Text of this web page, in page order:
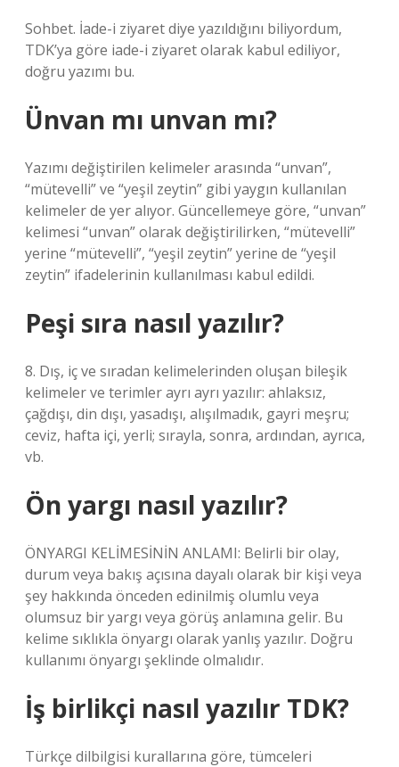
Sohbet. İade-i ziyaret diye yazıldığını biliyordum,
TDK’ya göre iade-i ziyaret olarak kabul ediliyor,
doğru yazımı bu.
Ünvan mı unvan mı?
Yazımı değiştirilen kelimeler arasında “unvan”,
“mütevelli” ve “yeşil zeytin” gibi yaygın kullanılan
kelimeler de yer alıyor. Güncellemeye göre, “unvan”
kelimesi “unvan” olarak değiştirilirken, “mütevelli”
yerine “mütevelli”, “yeşil zeytin” yerine de “yeşil
zeytin” ifadelerinin kullanılması kabul edildi.
Peşi sıra nasıl yazılır?
8. Dış, iç ve sıradan kelimelerinden oluşan bileşik
kelimeler ve terimler ayrı ayrı yazılır: ahlaksız,
çağdışı, din dışı, yasadışı, alışılmadık, gayri meşru;
ceviz, hafta içi, yerli; sırayla, sonra, ardından, ayrıca,
vb.
Ön yargı nasıl yazılır?
ÖNYARGI KELİMESİNİN ANLAMI: Belirli bir olay,
durum veya bakış açısına dayalı olarak bir kişi veya
şey hakkında önceden edinilmiş olumlu veya
olumsuz bir yargı veya görüş anlamına gelir. Bu
kelime sıklıkla önyargı olarak yanlış yazılır. Doğru
kullanımı önyargı şeklinde olmalıdır.
İş birlikçi nasıl yazılır TDK?
Türkçe dilbilgisi kurallarına göre, tümceleri